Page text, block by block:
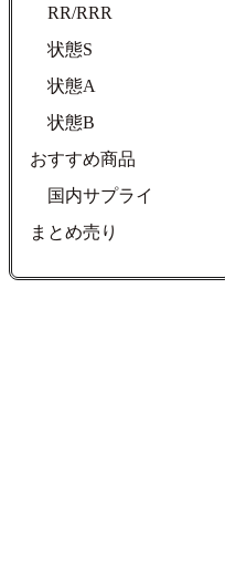
RR/RRR
状態S
状態A
状態B
おすすめ商品
国内サプライ
まとめ売り